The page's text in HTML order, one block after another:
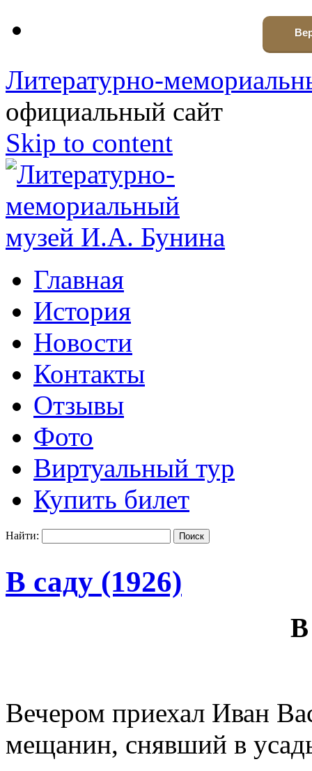
Литературно-
официальный сайт
Skip to content
Главная
История
Новости
Контакты
Отзывы
Фото
Виртуальный тур
Купить билет
Найти:
В саду (1926)
Вечером приехал Иван
мещанин, снявший в